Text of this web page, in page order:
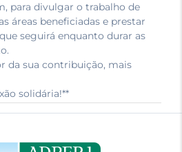
para divulgar o trabalho de
áreas beneficiadas e prestar
seguirá enquanto durar as
da sua contribuição, mais
solidária!**